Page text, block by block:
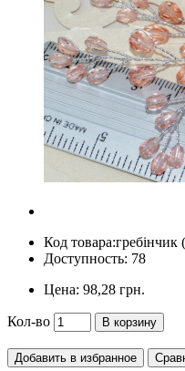
Код товара:гребінчик
Доступность: 78
Цена: 98,28 грн.
Кол-во В корзину
Добавить в избранное